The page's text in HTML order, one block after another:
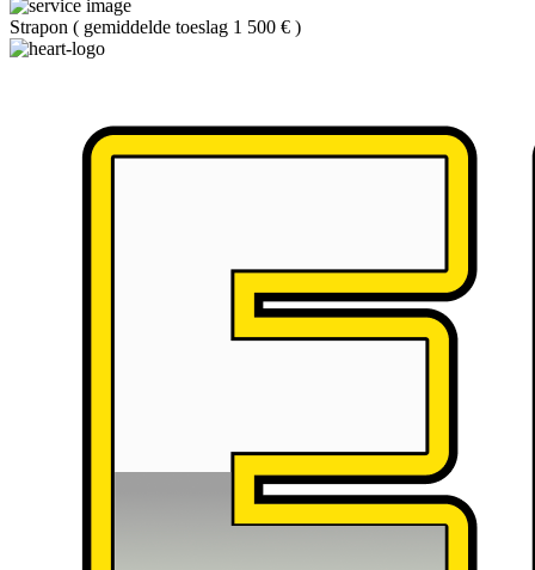
Strapon ( gemiddelde toeslag 1 500 € )